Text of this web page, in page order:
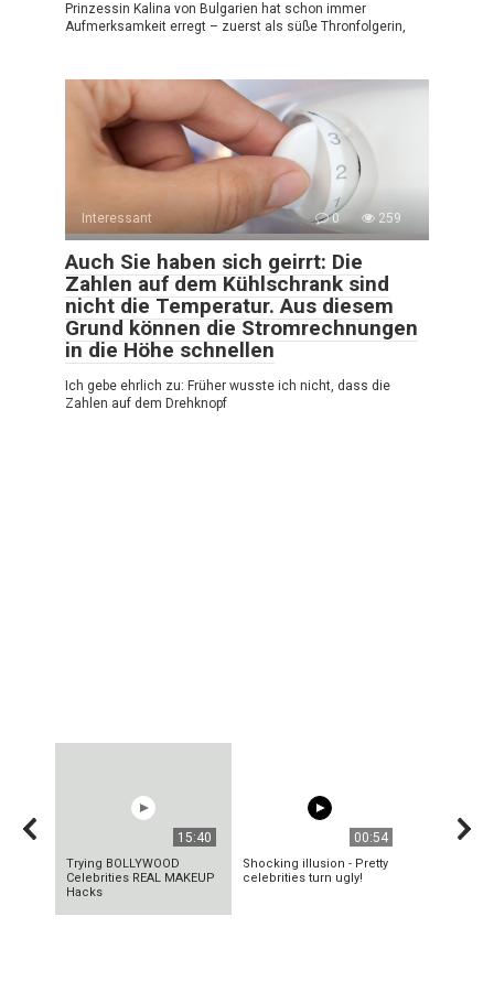
Prinzessin Kalina von Bulgarien hat schon immer
Aufmerksamkeit erregt – zuerst als süße Thronfolgerin,
Interessant 0 259
Auch Sie haben sich geirrt: Die
Zahlen auf dem Kühlschrank sind
nicht die Temperatur. Aus diesem
Grund können die Stromrechnungen
in die Höhe schnellen
Ich gebe ehrlich zu: Früher wusste ich nicht, dass die
Zahlen auf dem Drehknopf
15:40
Trying BOLLYWOOD
Celebrities REAL MAKEUP
Hacks
00:54
Shocking illusion - Pretty
celebrities turn ugly!